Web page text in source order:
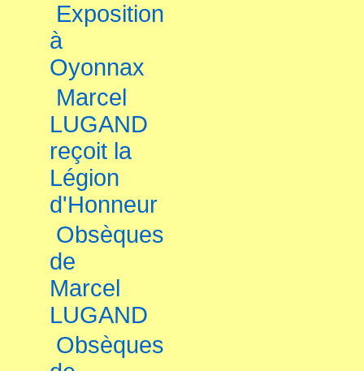
Exposition
à
Oyonnax
Marcel
LUGAND
reçoit la
Légion
d'Honneur
Obsèques
de
Marcel
LUGAND
Obsèques